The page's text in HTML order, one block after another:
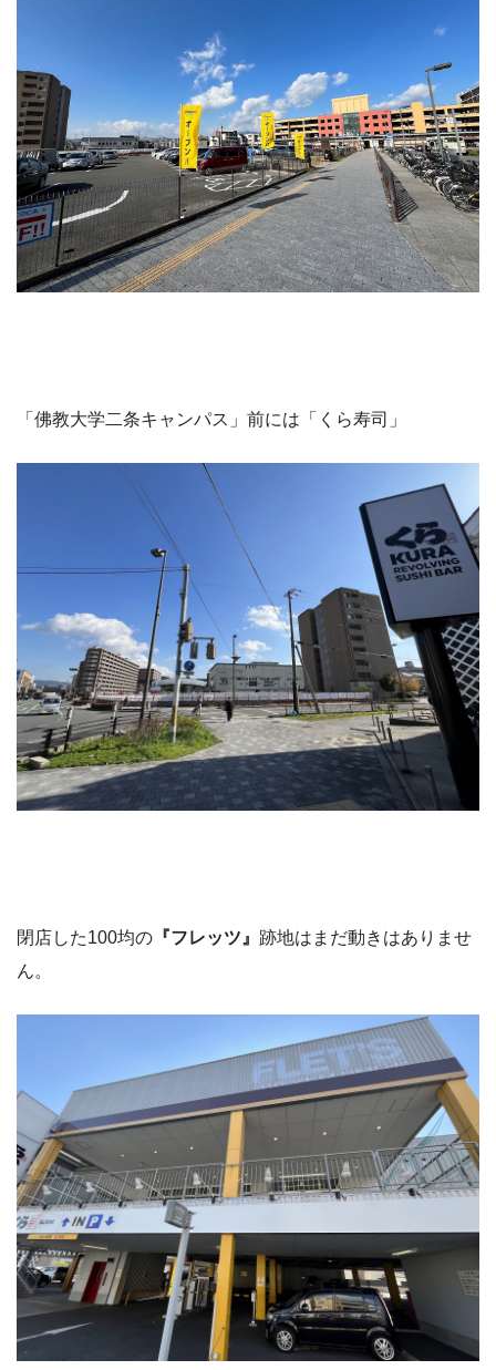
「佛教大学二条キャンパス」前には「くら寿司」
閉店した100均の 『フレッツ』 跡地はまだ動きはありませ
ん。